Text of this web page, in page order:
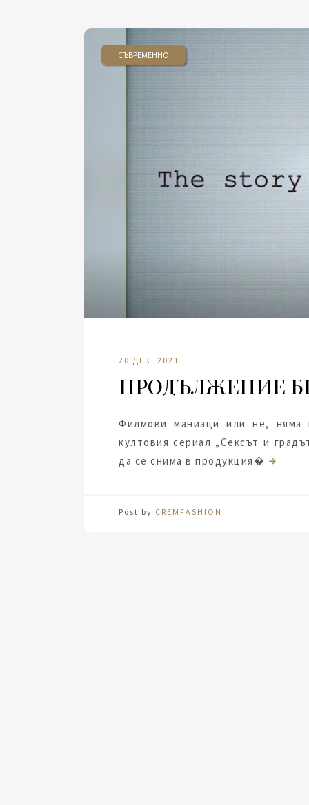
СЪВРЕМЕННО
20 ДЕК. 2021
ПРОДЪЛЖЕНИЕ
Филмови маниаци или не,
култовия сериал „Сексът и
да се снима в продукция�
Post by CREMFASHION